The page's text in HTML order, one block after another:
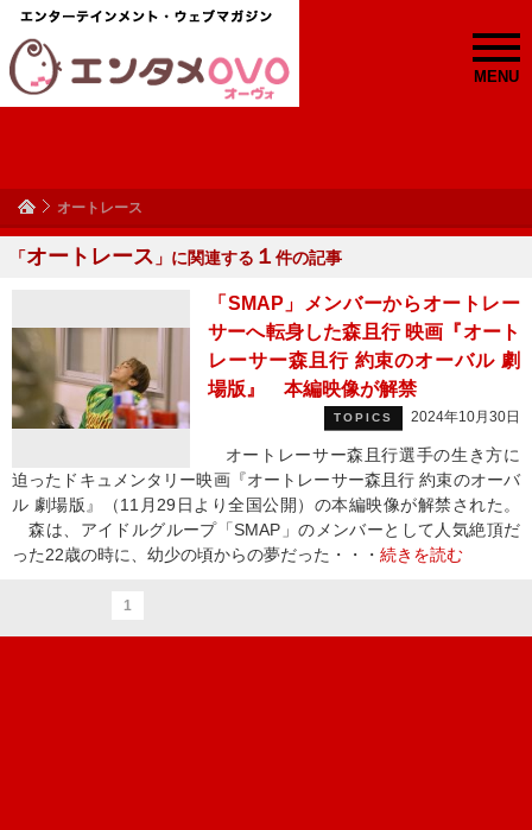
MENU
オートレース
「オートレース 」に関連する １ 件の記事
「SMAP」メンバーからオートレー
サーへ転身した森且行 映画『オート
レーサー森且行 約束のオーバル 劇
場版』 本編映像が解禁
TOPICS 2024年10月30日
オートレーサー森且行選手の生き方に
迫ったドキュメンタリー映画『オートレーサー森且行 約束のオーバ
ル 劇場版』（11月29日より全国公開）の本編映像が解禁された。
森は、アイドルグループ「SMAP」のメンバーとして人気絶頂だ
った22歳の時に、幼少の頃からの夢だった・・・ 続きを読む
1